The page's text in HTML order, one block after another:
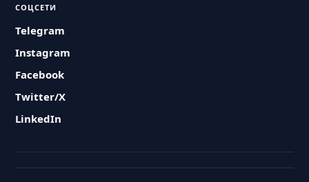
СОЦСЕТИ
Telegram
Instagram
Facebook
Twitter/X
LinkedIn